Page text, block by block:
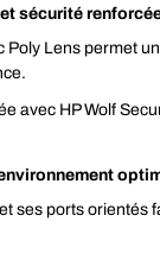
sécurité
Poly Lens permet
avec HP Wolf
ses ports orientés